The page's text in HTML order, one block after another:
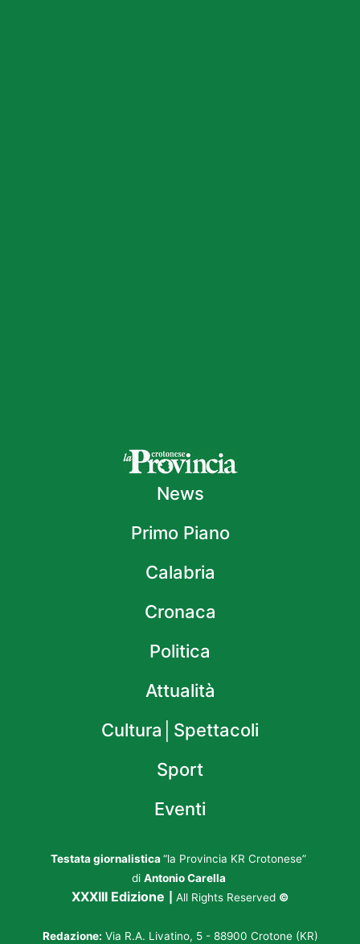
News
Primo Piano
Calabria
Cronaca
Politica
Attualità
Cultura│Spettacoli
Sport
Eventi
Testata giornalistica “la Provincia KR Crotonese”
di Antonio Carella
XXXIII Edizione All Rights Reserved ©
Redazione: Via R.A. Livatino, 5 - 88900 Crotone (KR)